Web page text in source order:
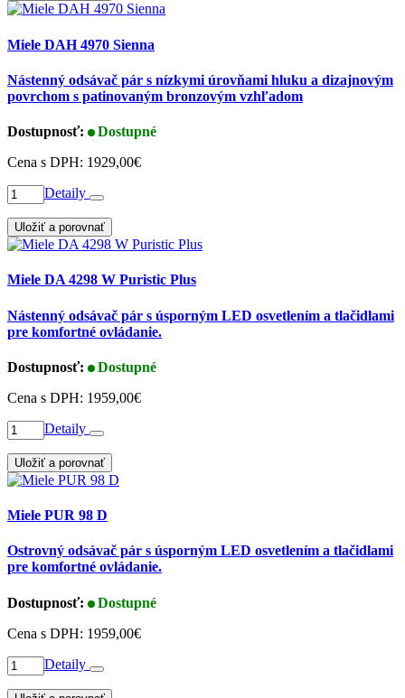
Miele DAH 4970 Sienna
Nástenný odsávač pár s nízkymi úrovňami hluku a dizajnovým
povrchom s patinovaným bronzovým vzhľadom
Dostupnosť:
Dostupné
Cena s DPH: 1929,00€
Detaily
Uložiť a porovnať
Miele DA 4298 W Puristic Plus
Nástenný odsávač pár s úsporným LED osvetlením a tlačidlami
pre komfortné ovládanie.
Dostupnosť:
Dostupné
Cena s DPH: 1959,00€
Detaily
Uložiť a porovnať
Miele PUR 98 D
Ostrovný odsávač pár s úsporným LED osvetlením a tlačidlami
pre komfortné ovládanie.
Dostupnosť:
Dostupné
Cena s DPH: 1959,00€
Detaily